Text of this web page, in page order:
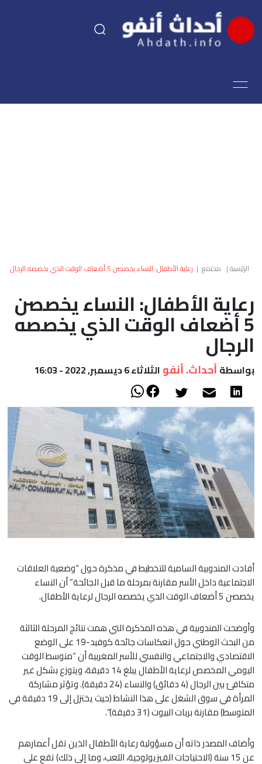
اقتصاد
العالم
أعمدة
الصحراء
الرئيسية| مجتمع | رعاية الأطفال: النساء يخصصن 5 أضعاف الوقت الذي يخصصه الرجال
رعاية الأطفال: النساء يخصصن
5 أضعاف الوقت الذي يخصصه
الرجال
بواسطة أحداث. أنفو الثلاثاء 6 ديسمبر, 2022 - 16:03
أفادت المندوبية السامية للتخطيط في مذكرة حول “وضعية العلاقات
الاجتماعية داخل الأسر مقارنة بمرحلة ما قبل الجائحة” أن النساء
يخصصن 5 أضعاف الوقت الذي يخصصه الرجال لرعاية الأطفال.
وأوضحت المندوبية في هذه المذكرة التي همت نتائج المرحلة الثالثة
من البحث الوطني حول انعكاسات جائحة كوفيد-19 على الوضع
الاقتصادي والاجتماعي والنفسي للأسر المغربية أن “متوسط الوقت
اليومي المخصص لرعاية الأطفال يبلغ 14 دقيقة، ويتوزع بشكل غير
متكافئ بين الرجال (4 دقائق) والنساء (24 دقيقة). وتؤثر مشاركة
المرأة في سوق الشغل على هذا النشاط (حيث يختزل إلى 19 دقيقة في
المتوسط) مقارنة بربات البيوت (31 دقيقة)”.
وأضاف المصدر ذاته أن مسؤولية رعاية الأطفال الذين تقل أعمارهم
عن 15 سنة (الاحتياجات الفيزيولوجية، اللعب، وما إلى ذلك) تقع على